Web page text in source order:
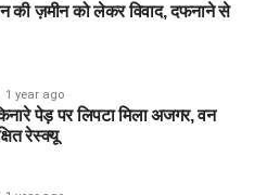
की ज़मीन को लेकर विवाद, दफनाने से
1 year ago
किनारे पेड़ पर लिपटा मिला अजगर, वन
रेस्क्यू